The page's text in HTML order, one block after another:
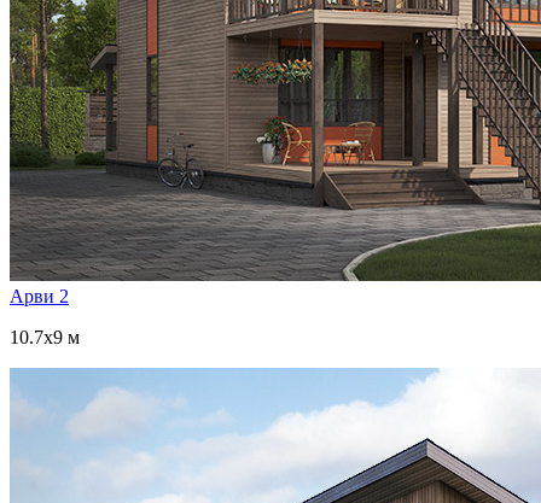
Арви 2
10.7x9 м